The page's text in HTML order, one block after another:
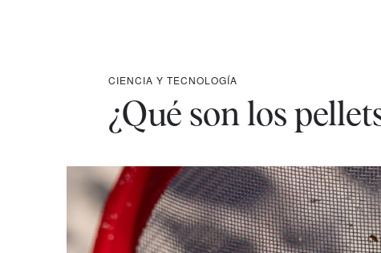
CIENCIA Y TECNOLOGÍA
¿Qué son los